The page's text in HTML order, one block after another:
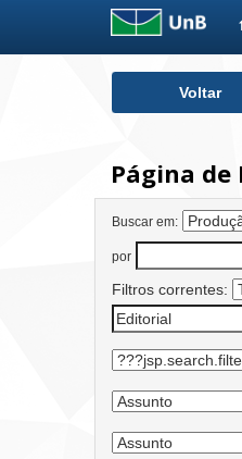
Voltar
Página de
Buscar em:
por
Filtros correntes: